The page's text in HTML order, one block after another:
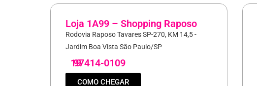
Loja 1A99 – Shopping Raposo
Rodovia Raposo Tavares SP-270, KM 14,5 -
Jardim Boa Vista São Paulo/SP
19
97414-0109
COMO CHEGAR